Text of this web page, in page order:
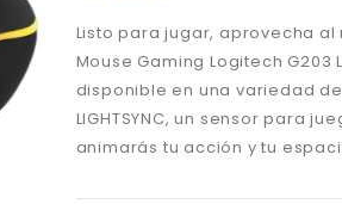
Listo para jugar, aprovecha
Mouse Gaming Logitech G203
disponible en una variedad
LIGHTSYNC, un sensor para
animarás tu acción y tu